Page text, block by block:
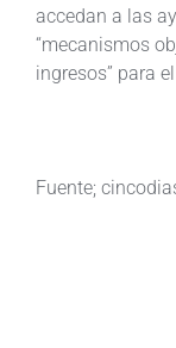
accedan a las
“mecanismos
ingresos” para
Fuente;